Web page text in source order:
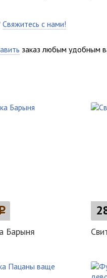
Свяжитесь с нами!
заказ любым удобным
Барыня